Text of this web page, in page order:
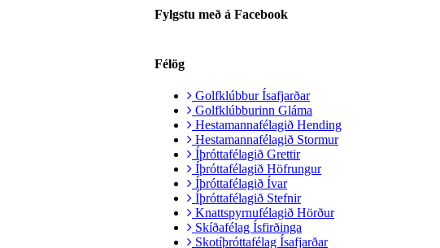
Fylgstu með á Facebook
Félög
Golfklúbbur Ísafjarðar
Golfklúbburinn Gláma
Hestamannafélagið Hending
Hestamannafélagið Stormur
Íþróttafélagið Grettir
Íþróttafélagið Höfrungur
Íþróttafélagið Ívar
Íþróttafélagið Stefnir
Knattspyrnufélagið Hörður
Skíðafélag Ísfirðinga
Skotíþróttafélag Ísafjarðar